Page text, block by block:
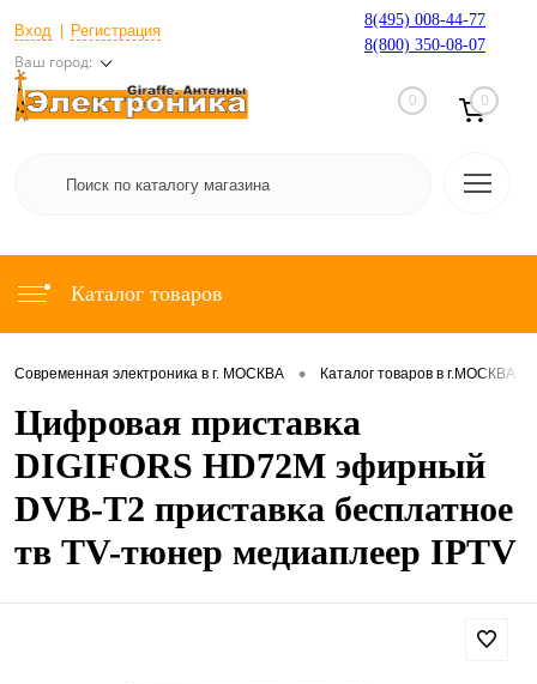
Вход Регистрация
Ваш город:
8(495) 008-44-77
8(800) 350-08-07
0 0
Каталог товаров
Современная электроника в г. МОСКВА • Каталог товаров в г.МОСКВА
Цифровая приставка
DIGIFORS HD72M эфирный
DVB-T2 приставка бесплатное
тв TV-тюнер медиаплеер IPTV